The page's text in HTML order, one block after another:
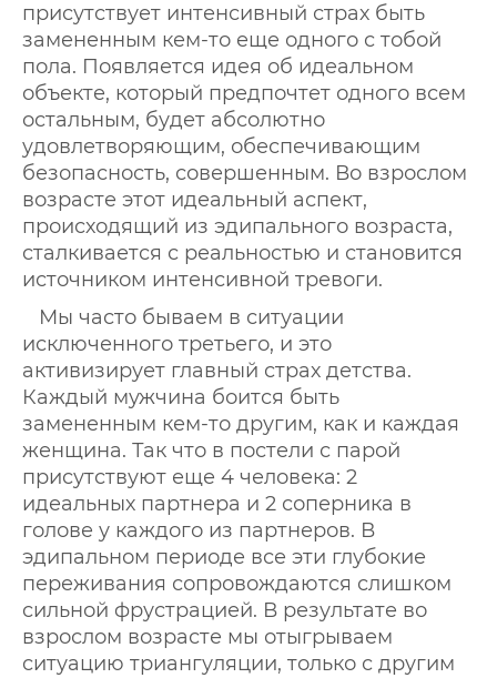
присутствует интенсивный страх быть
замененным кем-то еще одного с тобой
пола. Появляется идея об идеальном
объекте, который предпочтет одного всем
остальным, будет абсолютно
удовлетворяющим, обеспечивающим
безопасность, совершенным. Во взрослом
возрасте этот идеальный аспект,
происходящий из эдипального возраста,
сталкивается с реальностью и становится
источником интенсивной тревоги.
Мы часто бываем в ситуации
исключенного третьего, и это
активизирует главный страх детства.
Каждый мужчина боится быть
замененным кем-то другим, как и каждая
женщина. Так что в постели с парой
присутствуют еще 4 человека: 2
идеальных партнера и 2 соперника в
голове у каждого из партнеров. В
эдипальном периоде все эти глубокие
переживания сопровождаются слишком
сильной фрустрацией. В результате во
взрослом возрасте мы отыгрываем
ситуацию триангуляции, только с другим